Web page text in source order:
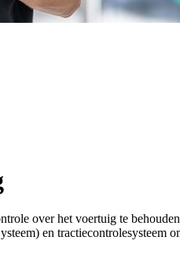
over het voertuig te
en tractiecontrolesysteem